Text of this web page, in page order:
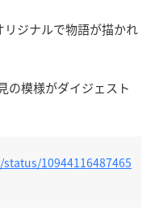
ジナルで物語が描かれ
の模様がダイジェスト
10944116487465